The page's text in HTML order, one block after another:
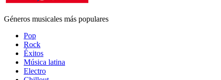
Géneros musicales más populares
Pop
Rock
Éxitos
Música latina
Electro